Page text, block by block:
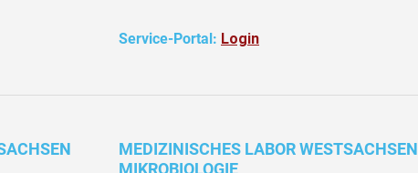
Service-Portal: Login
MEDIZINISCHES LABOR WESTSACHSEN